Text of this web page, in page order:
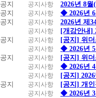
공지
공지사항
2026년 8
공지
공지사항
◆ 2026년
공지
공지사항
2026년 제
공지사항
[개강안내]
공지
공지사항
[공지] 위
공지사항
◆ 2026년
공지
공지사항
[공지] 위
공지사항
◆ 2026년
공지사항
[공지]
공지
공지사항
[공지] 개
공지사항
◆ 2026년